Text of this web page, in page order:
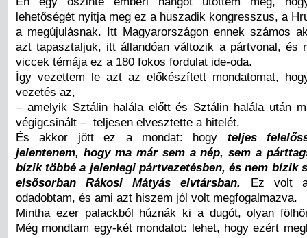
lehetőségét nyitja meg ez a huszadik kongresszus, a
a megújulásnak. Itt Magyarországon ennek számos
azt tapasztaljuk, itt állandóan változik a pártvonal, és
viccek témája ez a 180 fokos fordulat ide-oda.
Így vezettem le azt az előkészített mondatomat,
vezetés az,
– amelyik Sztálin halála előtt és Sztálin halála után
végigcsinált – teljesen elvesztette a hitelét.
És akkor jött ez a mondat: hogy teljes
jelentenem, hogy ma már sem a nép, sem a
bízik többé a jelenlegi pártvezetésben, és nem bízik
elsősorban Rákosi Mátyás elvtársban. Ez volt a
odadobtam, és ami azt hiszem jól volt megfogalmazva.
Mintha ezer palackból húznák ki a dugót, olyan
Még mondtam egy-két mondatot: lehet, hogy ezért